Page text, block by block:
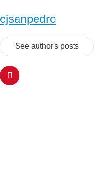
cjsanpedro
See author's posts